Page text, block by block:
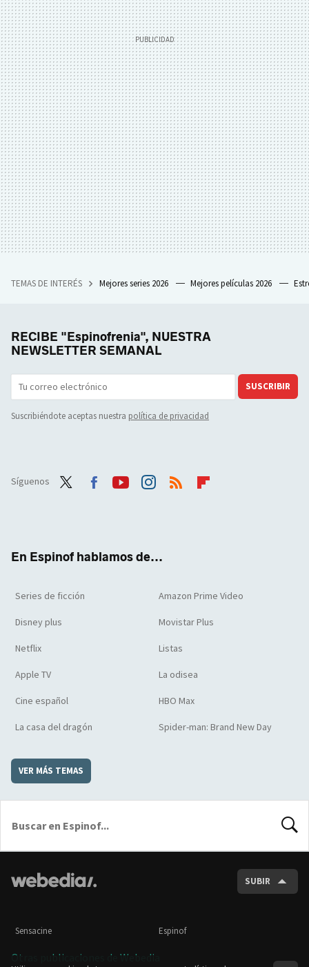
TEMAS DE INTERÉS Mejores series 2026 Mejores películas 2026
RECIBE "Espinofrenia", NUESTRA
NEWSLETTER SEMANAL
SUSCRIBIR
Suscribiéndote aceptas nuestra política de privacidad
Síguenos
En Espinof hablamos de...
Series de ficción Amazon Prime Video
Disney plus Movistar Plus
Netflix Listas
Apple TV La odisea
Cine español HBO Max
La casa del dragón Spider-man: Brand New Day
VER MÁS TEMAS
SUBIR
Sensacine Espinof
Otras publicaciones de Webedia